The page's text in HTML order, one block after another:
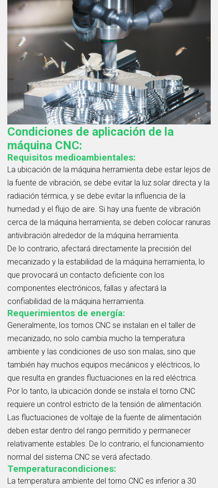
Condiciones de aplicación de la
máquina CNC:
Requisitos medioambientales:
La ubicación de la máquina herramienta debe estar lejos de
la fuente de vibración, se debe evitar la luz solar directa y la
radiación térmica, y se debe evitar la influencia de la
humedad y el flujo de aire. Si hay una fuente de vibración
cerca de la máquina herramienta, se deben colocar ranuras
antivibración alrededor de la máquina herramienta.
De lo contrario, afectará directamente la precisión del
mecanizado y la estabilidad de la máquina herramienta, lo
que provocará un contacto deficiente con los
componentes electrónicos, fallas y afectará la
confiabilidad de la máquina herramienta.
Requerimientos de energía:
Generalmente, los tornos CNC se instalan en el taller de
mecanizado, no solo cambia mucho la temperatura
ambiente y las condiciones de uso son malas, sino que
también hay muchos equipos mecánicos y eléctricos, lo
que resulta en grandes fluctuaciones en la red eléctrica.
Por lo tanto, la ubicación donde se instala el torno CNC
requiere un control estricto de la tensión de alimentación.
Las fluctuaciones de voltaje de la fuente de alimentación
deben estar dentro del rango permitido y permanecer
relativamente estables. De lo contrario, el funcionamiento
normal del sistema CNC se verá afectado.
Temperaturacondiciones:
La temperatura ambiente del torno CNC es inferior a 30